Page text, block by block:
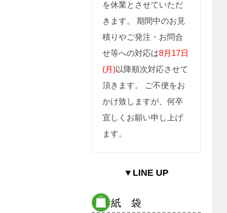
を休業とさせていただ
きます。 期間中のお見
積りやご発注・お問合
せ等への対応は8月17日
(月)以降順次対応させて
頂きます。 ご不便をお
かけ致しますが、何卒
宜しくお願い申し上げ
ます。
▼LINE UP
紙 袋